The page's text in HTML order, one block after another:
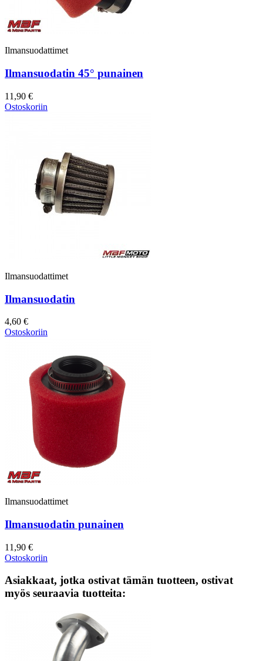
Ilmansuodattimet
Ilmansuodatin 45° punainen
11,90 €
Ostoskoriin
Ilmansuodattimet
Ilmansuodatin
4,60 €
Ostoskoriin
Ilmansuodattimet
Ilmansuodatin punainen
11,90 €
Ostoskoriin
Asiakkaat, jotka ostivat tämän tuotteen, ostivat
myös seuraavia tuotteita: